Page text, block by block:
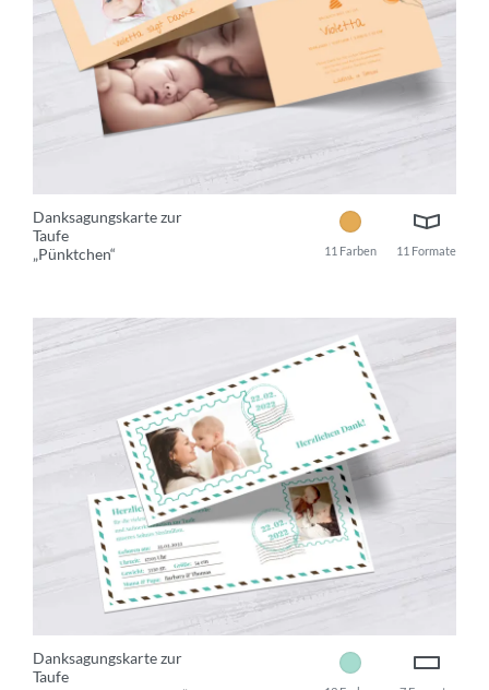
Danksagungskarte zur
Taufe
„Pünktchen“
11 Formate
11 Farben
Danksagungskarte zur
Taufe